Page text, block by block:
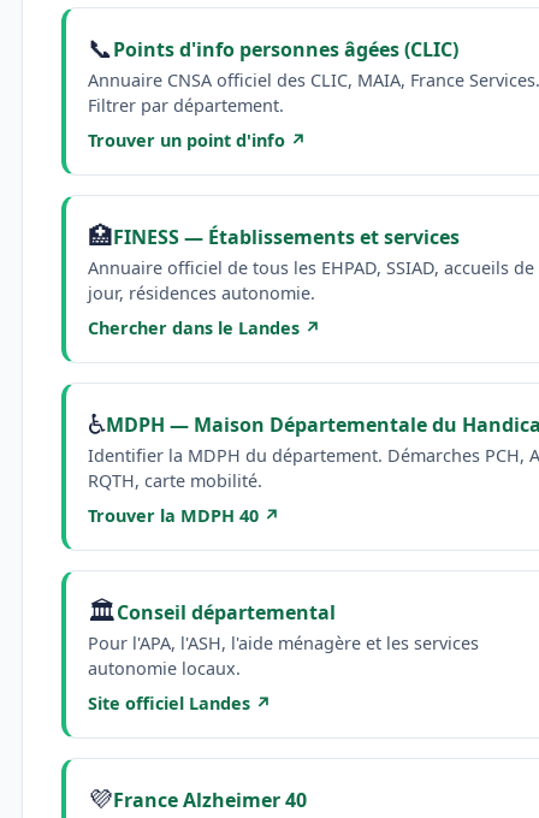
📞Points d'info personnes âgées (CLIC)
Annuaire CNSA officiel des CLIC, MAIA, France
Filtrer par département.
Trouver un point d'info ↗
🏥FINESS — Établissements et services
Annuaire officiel de tous les EHPAD, SSIAD, accueils de
jour, résidences autonomie.
Chercher dans le Landes ↗
♿MDPH — Maison Départementale du
Identifier la MDPH du département. Démarches PCH,
RQTH, carte mobilité.
Trouver la MDPH 40 ↗
🏛️Conseil départemental
Pour l'APA, l'ASH, l'aide ménagère et les services
autonomie locaux.
Site officiel Landes ↗
💜France Alzheimer 40